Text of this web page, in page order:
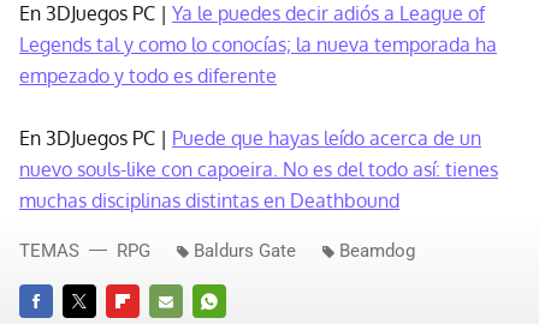
En 3DJuegos PC | Ya le puedes decir adiós a League of
Legends tal y como lo conocías; la nueva temporada ha
empezado y todo es diferente
En 3DJuegos PC | Puede que hayas leído acerca de un
nuevo souls-like con capoeira. No es del todo así: tienes
muchas disciplinas distintas en Deathbound
TEMAS RPG Baldurs Gate Beamdog